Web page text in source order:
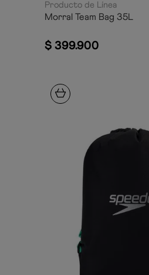
Producto de Línea
Morral Team Bag 35L
$ 399.900